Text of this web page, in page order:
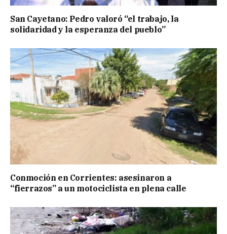
San Cayetano: Pedro valoró “el trabajo, la
solidaridad y la esperanza del pueblo”
Conmoción en Corrientes: asesinaron a
“fierrazos” a un motociclista en plena calle